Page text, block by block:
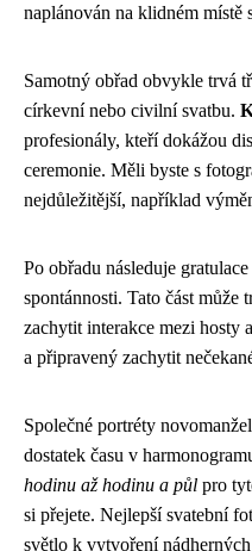
naplánován na klidném místě
Samotný obřad obvykle trvá
církevní nebo civilní svatbu.
profesionály, kteří dokážou
ceremonie. Měli byste s
nejdůležitější, například
Po obřadu následuje
spontánnosti. Tato část
zachytit interakce mezi hosty
a připravený zachytit
Společné portréty
dostatek času v
hodinu až hodinu a půl pro
si přejete. Nejlepší svatební
světlo k vytvoření